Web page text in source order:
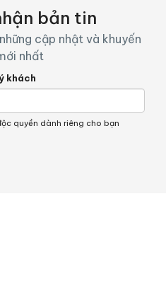
bản tin
cập nhật và khuyến
nhất
khách
quyền dành riêng cho bạn